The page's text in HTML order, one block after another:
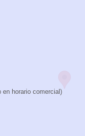
horario comercial)